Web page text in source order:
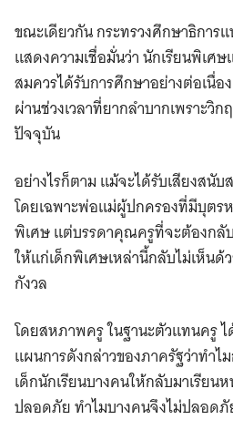
ขณะเดียวกัน กระทรวงศึกษาธิการ
แสดงความเชื่อมั่นว่า นักเรียนพิเศ
สมควรได้รับการศึกษาอย่างต่อเนื่อ
ผ่านช่วงเวลาที่ยากลำบากเพราะวิก
ปัจจุบัน
อย่างไรก็ตาม แม้จะได้รับเสียงสนั
โดยเฉพาะพ่อแม่ผู้ปกครองที่มีบุตร
พิเศษ แต่บรรดาคุณครูที่จะต้องกลั
ให้แก่เด็กพิเศษเหล่านี้กลับไม่เห็น
กังวล
โดยสหภาพครู ในฐานะตัวแทนครู
แผนการดังกล่าวของภาครัฐว่าทำไ
เด็กนักเรียนบางคนให้กลับมาเรียน
ปลอดภัย ทำไมบางคนจึงไม่ปลอด